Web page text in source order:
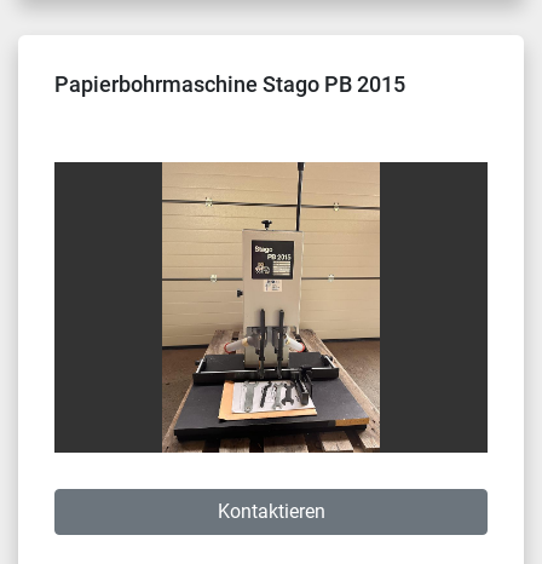
Papierbohrmaschine Stago PB 2015
Kontaktieren